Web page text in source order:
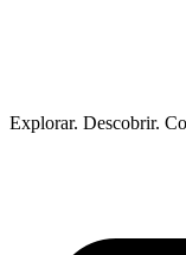
Explorar. Descobrir.